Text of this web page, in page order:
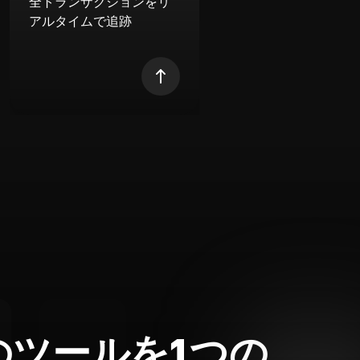
アルタイムで追跡